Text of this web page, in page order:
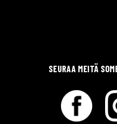
SEURAA MEITÄ